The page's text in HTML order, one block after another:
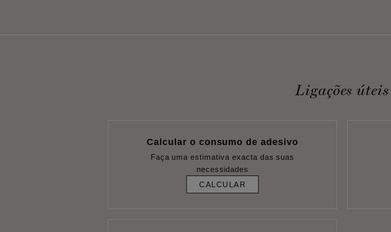
Ligações úteis
Calcular o consumo de adesivo
Faça uma estimativa exacta das suas
necessidades
CALCULAR